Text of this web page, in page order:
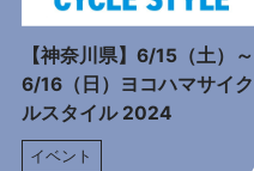
【神奈川県】6/15（土）～
6/16（日）ヨコハマサイク
ルスタイル 2024
イベント